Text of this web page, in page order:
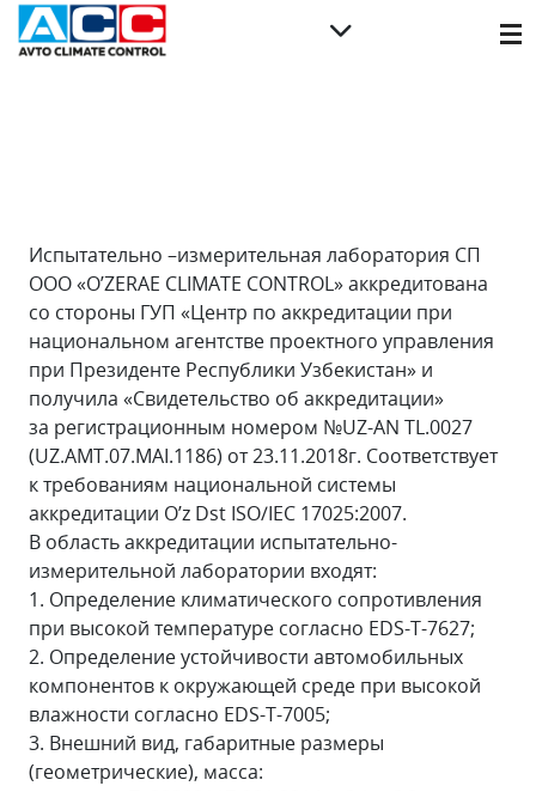
Испытательно –измерительная лаборатория СП
ООО «O’ZERAE CLIMATE CONTROL» аккредитована
со стороны ГУП «Центр по аккредитации при
национальном агентстве проектного управления
при Президенте Республики Узбекистан» и
получила «Свидетельство об аккредитации»
за регистрационным номером №UZ-AN TL.0027
(UZ.AMT.07.MAI.1186) от 23.11.2018г. Соответствует
к требованиям национальной системы
аккредитации О’z Dst ISO/IEC 17025:2007.
В область аккредитации испытательно-
измерительной лаборатории входят:
1. Определение климатического сопротивления
при высокой температуре согласно EDS-T-7627;
2. Определение устойчивости автомобильных
компонентов к окружающей среде при высокой
влажности согласно EDS-T-7005;
3. Внешний вид, габаритные размеры
(геометрические), масса: